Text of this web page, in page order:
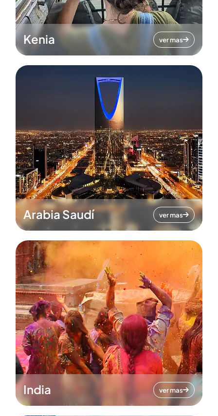
Kenia ver mas
Arabia Saudí ver mas
India ver mas